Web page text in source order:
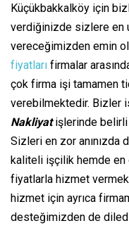
Küçükbakkalköy için
verdiğinizde sizlere en
vereceğimizden emin
fiyatları firmalar
çok firma işi tamamen
verebilmektedir. Bizler
Nakliyatişlerinde belirli
Sizleri en zor anınızda
kaliteli işçilik hemde
fiyatlarla hizmet
hizmet için ayrıca
desteğimizden de